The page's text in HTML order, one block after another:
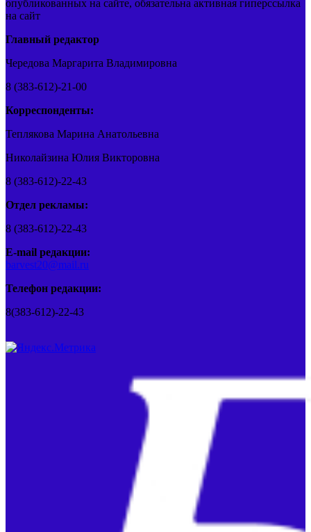
опубликованных на сайте, обязательна активная гиперссылка
на сайт
Главный редактор
Чередова Маргарита Владимировна
8 (383-612)-21-00
Корреспонденты:
Теплякова Марина Анатольевна
Николайзина Юлия Викторовна
8 (383-612)-22-43
Отдел рекламы:
8 (383-612)-22-43
E-mail редакции:
barvest20@mail.ru
Телефон редакции:
8(383-612)-22-43